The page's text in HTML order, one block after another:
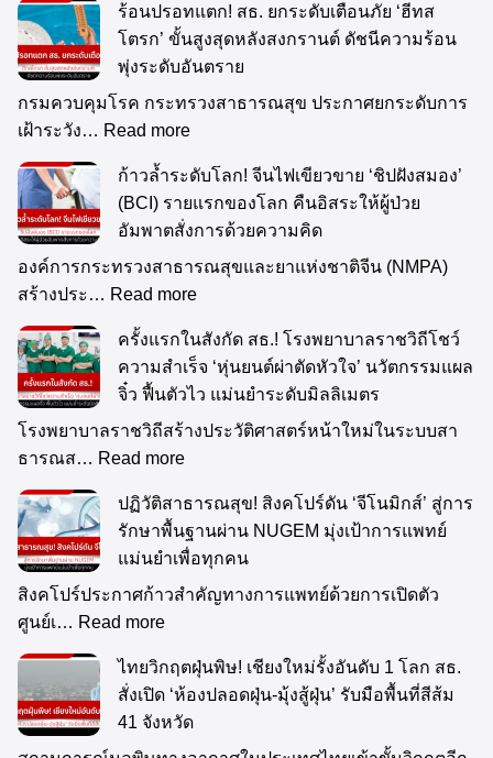
ร้อนปรอทแตก! สธ. ยกระดับเตือนภัย ‘ฮีทส
โตรก’ ขั้นสูงสุดหลังสงกรานต์ ดัชนีความร้อน
พุ่งระดับอันตราย
กรมควบคุมโรค กระทรวงสาธารณสุข ประกาศยกระดับการ
เฝ้าระวัง… Read more
ก้าวล้ำระดับโลก! จีนไฟเขียวขาย ‘ชิปฝังสมอง’
(BCI) รายแรกของโลก คืนอิสระให้ผู้ป่วย
อัมพาตสั่งการด้วยความคิด
องค์การกระทรวงสาธารณสุขและยาแห่งชาติจีน (NMPA)
สร้างประ… Read more
ครั้งแรกในสังกัด สธ.! โรงพยาบาลราชวิถีโชว์
ความสำเร็จ ‘หุ่นยนต์ผ่าตัดหัวใจ’ นวัตกรรมแผล
จิ๋ว ฟื้นตัวไว แม่นยำระดับมิลลิเมตร
โรงพยาบาลราชวิถีสร้างประวัติศาสตร์หน้าใหม่ในระบบสา
ธารณส… Read more
ปฏิวัติสาธารณสุข! สิงคโปร์ดัน ‘จีโนมิกส์’ สู่การ
รักษาพื้นฐานผ่าน NUGEM มุ่งเป้าการแพทย์
แม่นยำเพื่อทุกคน
สิงคโปร์ประกาศก้าวสำคัญทางการแพทย์ด้วยการเปิดตัว
ศูนย์เ… Read more
ไทยวิกฤตฝุ่นพิษ! เชียงใหม่รั้งอันดับ 1 โลก สธ.
สั่งเปิด ‘ห้องปลอดฝุ่น-มุ้งสู้ฝุ่น’ รับมือพื้นที่สีส้ม
41 จังหวัด